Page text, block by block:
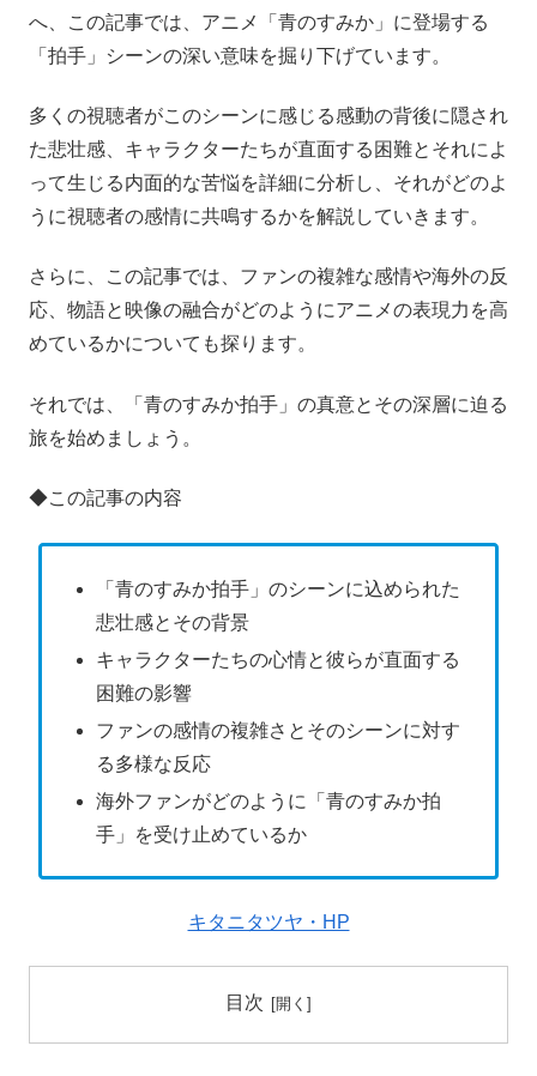
へ、この記事では、アニメ「青のすみか」に登場する
「拍手」シーンの深い意味を掘り下げています。
多くの視聴者がこのシーンに感じる感動の背後に隠され
た悲壮感、キャラクターたちが直面する困難とそれによ
って生じる内面的な苦悩を詳細に分析し、それがどのよ
うに視聴者の感情に共鳴するかを解説していきます。
さらに、この記事では、ファンの複雑な感情や海外の反
応、物語と映像の融合がどのようにアニメの表現力を高
めているかについても探ります。
それでは、「青のすみか拍手」の真意とその深層に迫る
旅を始めましょう。
◆この記事の内容
「青のすみか拍手」のシーンに込められた
悲壮感とその背景
キャラクターたちの心情と彼らが直面する
困難の影響
ファンの感情の複雑さとそのシーンに対す
る多様な反応
海外ファンがどのように「青のすみか拍
手」を受け止めているか
キタニタツヤ・HP
目次